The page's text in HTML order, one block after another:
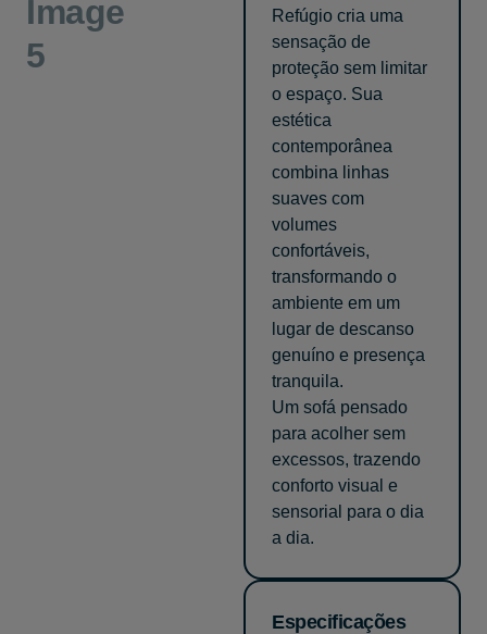
Refúgio cria uma
sensação de
proteção sem limitar
o espaço. Sua
estética
contemporânea
combina linhas
suaves com
volumes
confortáveis,
transformando o
ambiente em um
lugar de descanso
genuíno e presença
tranquila.
Um sofá pensado
para acolher sem
excessos, trazendo
conforto visual e
sensorial para o dia
a dia.
Especificações